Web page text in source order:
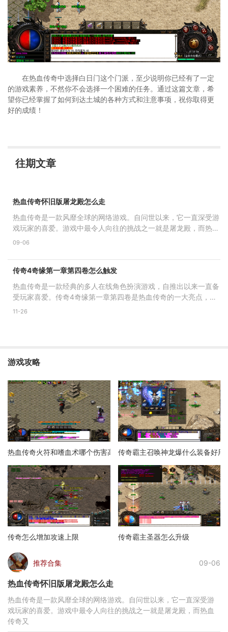
在热血传奇中选择白日门这个门派，至少说明你已经有了一定
的游戏素养，不然你不会选择一个困难的任务。通过这篇文章，希
望你已经掌握了如何到达土城的各种方式和注意事项，祝你取得更
好的成绩！
往期文章
热血传奇怀旧版屠龙殿怎么走
热血传奇是一款风靡全球的网络游戏。自问世以来，它一直深受游
戏玩家的喜爱。游戏中最令人向往的挑战之一就是屠龙殿，而热血
传奇又迎来了一次全新
09-06
传奇4奇缘第一章第四卷怎么触发
热血传奇是一款经典的多人在线角色扮演游戏，自推出以来一直备
受玩家喜爱。传奇4奇缘第一章第四卷是热血传奇的一大亮点，游
戏中非常值得一玩。本文
11-26
游戏攻略
热血传奇火符和嗜血术哪个伤害高 传奇霸主召唤神龙爆什么装备好用
传奇怎么增加攻速上限 传奇霸主圣器怎么升级
推荐合集 09-06
热血传奇怀旧版屠龙殿怎么走
热血传奇是一款风靡全球的网络游戏。自问世以来，它一直深受游
戏玩家的喜爱。游戏中最令人向往的挑战之一就是屠龙殿，而热血
传奇又